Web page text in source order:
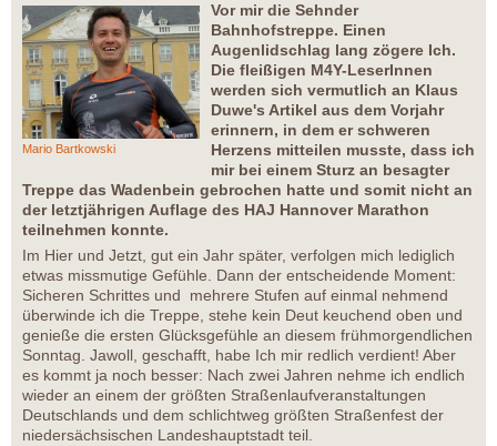
Mario Bartkowski
Vor mir die Sehnder
Bahnhofstreppe. Einen
Augenlidschlag lang zögere Ich.
Die fleißigen M4Y-LeserInnen
werden sich vermutlich an Klaus
Duwe's Artikel aus dem Vorjahr
erinnern, in dem er schweren
Herzens mitteilen musste, dass ich
mir bei einem Sturz an besagter
Treppe das Wadenbein gebrochen hatte und somit nicht an
der letztjährigen Auflage des HAJ Hannover Marathon
teilnehmen konnte.
Im Hier und Jetzt, gut ein Jahr später, verfolgen mich lediglich
etwas missmutige Gefühle. Dann der entscheidende Moment:
Sicheren Schrittes und mehrere Stufen auf einmal nehmend
überwinde ich die Treppe, stehe kein Deut keuchend oben und
genieße die ersten Glücksgefühle an diesem frühmorgendlichen
Sonntag. Jawoll, geschafft, habe Ich mir redlich verdient! Aber
es kommt ja noch besser: Nach zwei Jahren nehme ich endlich
wieder an einem der größten Straßenlaufveranstaltungen
Deutschlands und dem schlichtweg größten Straßenfest der
niedersächsischen Landeshauptstadt teil.